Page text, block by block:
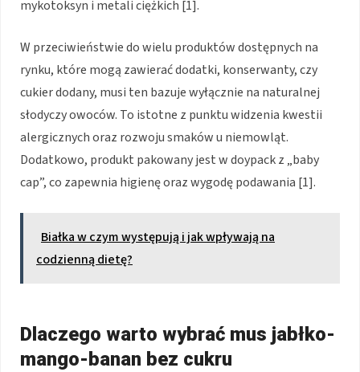
mykotoksyn i metali ciężkich [1].
W przeciwieństwie do wielu produktów dostępnych na
rynku, które mogą zawierać dodatki, konserwanty, czy
cukier dodany, musi ten bazuje wyłącznie na naturalnej
słodyczy owoców. To istotne z punktu widzenia kwestii
alergicznych oraz rozwoju smaków u niemowląt.
Dodatkowo, produkt pakowany jest w doypack z „baby
cap”, co zapewnia higienę oraz wygodę podawania [1].
Białka w czym występują i jak wpływają na
codzienną dietę?
Dlaczego warto wybrać mus jabłko-
mango-banan bez cukru